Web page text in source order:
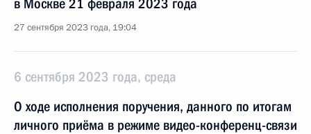
в Москве 21 февраля 2023 года
27 сентября 2023 года, 19:04
6 сентября 2023 года, среда
О ходе исполнения поручения, данного по итогам
личного приёма в режиме видео-конференц-связи